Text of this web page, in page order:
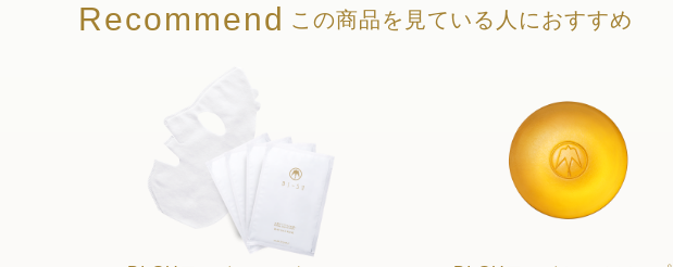
Recommend この商品を見ている人におすすめ